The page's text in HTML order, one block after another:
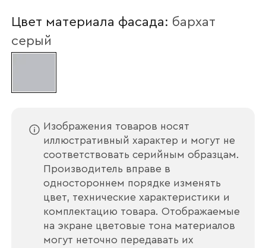
Цвет материала фасада: бархат
серый
Изображения товаров носят
иллюстративный характер и могут не
соответствовать серийным образцам.
Производитель вправе в
одностороннем порядке изменять
цвет, технические характеристики и
комплектацию товара. Отображаемые
на экране цветовые тона материалов
могут неточно передавать их
Номер телефона
Отправить
Согласен с политикой конфиденциальности